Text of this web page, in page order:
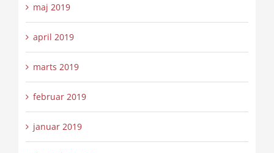
maj 2019
april 2019
marts 2019
februar 2019
januar 2019